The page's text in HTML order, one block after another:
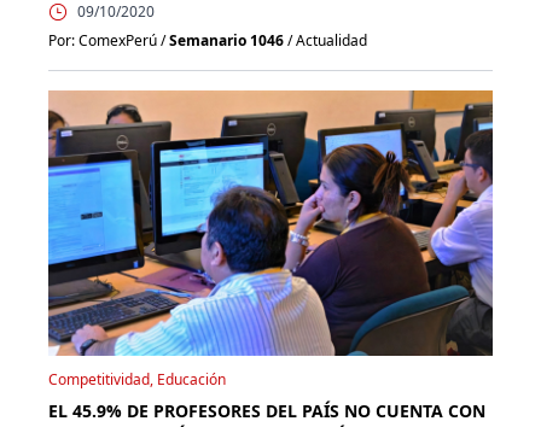
09/10/2020
Por: ComexPerú /Semanario 1046/ Actualidad
Competitividad, Educación
EL 45.9% DE PROFESORES DEL PAÍS NO CUENTA CON